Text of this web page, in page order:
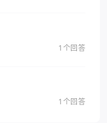
1个回答
1个回答